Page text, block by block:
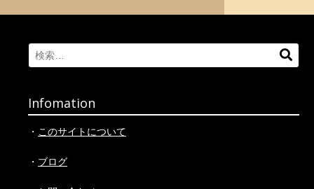
Search
for:
検
索
Infomation
・ このサイトについて
・ ブログ